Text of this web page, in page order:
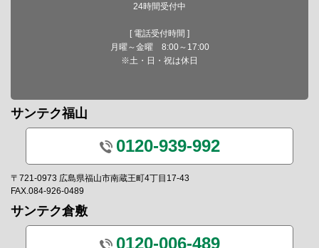
24時間受付中
[ 電話受付時間 ]
月曜～金曜 8:00～17:00
※土・日・祝は休日
サンテク福山
0120-939-992
〒721-0973 広島県福山市南蔵王町4丁目17-43
FAX.084-926-0489
サンテク倉敷
0120-006-489